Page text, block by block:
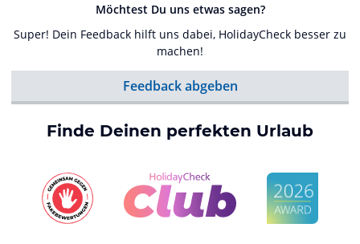
Möchtest Du uns etwas sagen?
Super! Dein Feedback hilft uns dabei, HolidayCheck besser zu
machen!
Feedback abgeben
Finde Deinen perfekten Urlaub